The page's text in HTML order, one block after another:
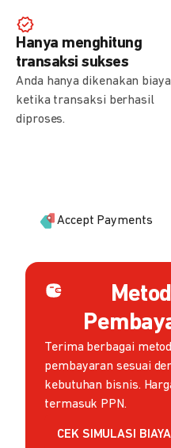
Hanya menghitung
transaksi sukses
Anda hanya dikenakan biaya
ketika transaksi berhasil
diproses.
Accept Payments
Terima berbagai
pembayaran sesuai
kebutuhan bisnis.
termasuk PPN.
CEK SIMULASI BIAYA